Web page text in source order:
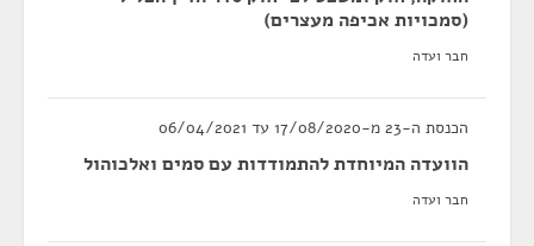
(סמכויות אכיפה מעצרים)
חבר ועדה
הכנסת ה-23 מ-17/08/2020 עד 06/04/2021
הוועדה המיוחדת להתמודדות עם סמים ואלכוהול
חבר ועדה